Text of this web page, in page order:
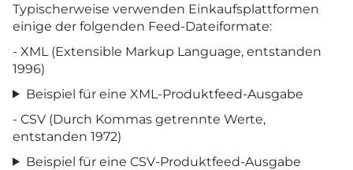
Typischerweise verwenden Einkaufsplattformen
einige der folgenden Feed-Dateiformate:
- XML (Extensible Markup Language, entstanden
1996)
Beispiel für eine XML-Produktfeed-Ausgabe
- CSV (Durch Kommas getrennte Werte,
entstanden 1972)
Beispiel für eine CSV-Produktfeed-Ausgabe